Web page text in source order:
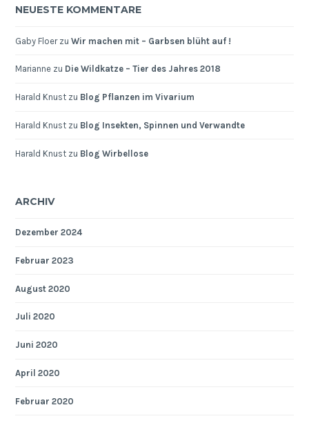
NEUESTE KOMMENTARE
Gaby FloerzuWir machen mit – Garbsen blüht auf !
Marianne zu Die Wildkatze – Tier des Jahres 2018
Harald Knust zu Blog Pflanzen im Vivarium
Harald Knust zu Blog Insekten, Spinnen und Verwandte
Harald Knust zu Blog Wirbellose
ARCHIV
Dezember 2024
Februar 2023
August 2020
Juli 2020
Juni 2020
April 2020
Februar 2020